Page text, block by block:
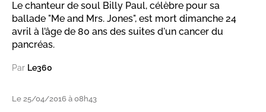
Le chanteur de soul Billy Paul, célèbre pour sa
ballade "Me and Mrs. Jones", est mort dimanche 24
avril à l’âge de 80 ans des suites d'un cancer du
pancréas.
Par Le360
Le 25/04/2016 à 08h43